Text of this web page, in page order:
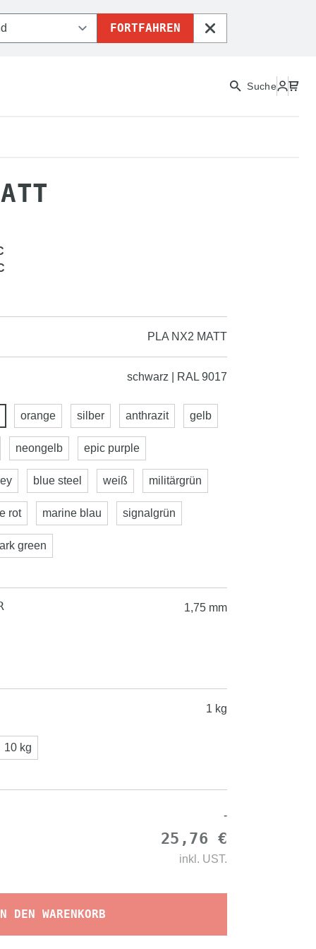
FORTFAHREN
SCHLIESSEN
Suche
PLA NX2 MATT
schwarz | RAL 9017
orange silber anthrazit gelb
neongelb epic purple
blue steel weiß militärgrün
rot marine blau signalgrün
green
1,75 mm
1 kg
10 kg
-
25,76 €
inkl. UST.
DEN WARENKORB